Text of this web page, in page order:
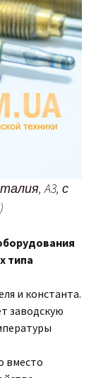
A3, с
типа
и константа.
заводскую
вместо